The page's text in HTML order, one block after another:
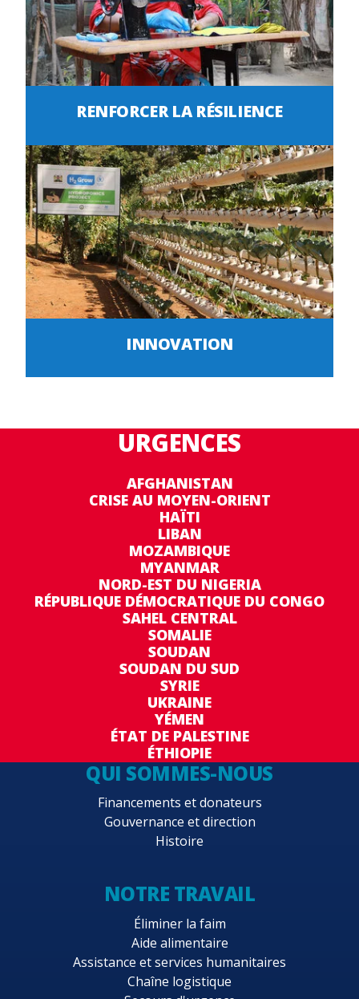
RENFORCER LA RÉSILIENCE
INNOVATION
URGENCES
AFGHANISTAN
CRISE AU MOYEN-ORIENT
HAÏTI
LIBAN
MOZAMBIQUE
MYANMAR
NORD-EST DU NIGERIA
RÉPUBLIQUE DÉMOCRATIQUE DU CONGO
SAHEL CENTRAL
SOMALIE
SOUDAN
SOUDAN DU SUD
SYRIE
UKRAINE
YÉMEN
ÉTAT DE PALESTINE
ÉTHIOPIE
QUI SOMMES-NOUS
Financements et donateurs
Gouvernance et direction
Histoire
NOTRE TRAVAIL
Éliminer la faim
Aide alimentaire
Assistance et services humanitaires
Chaîne logistique